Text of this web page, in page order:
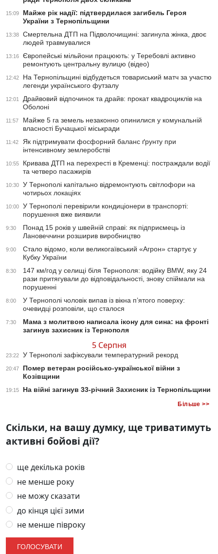
15:09
Майже рік надії: підтвердилася загибель Героя
України з Тернопільщини
13:38
Смертельна ДТП на Підволочищині: загинула жінка, двоє
людей травмувалися
13:16
Європейські мільйони працюють: у Теребовлі активно
ремонтують центральну вулицю (відео)
12:42
На Тернопільщині відбудеться товариський матч за участю
легенди українського футзалу
12:01
Драйвовий відпочинок та драйв: прокат квадроциклів на
Оболоні
11:57
Майже 5 га земель незаконно опинилися у комунальній
власності Бучацької міськради
11:42
Як підтримувати фосфорний баланс ґрунту при
інтенсивному землеробстві
10:55
Кривава ДТП на перехресті в Кременці: постраждали водії
та четверо пасажирів
10:30
У Тернополі капітально відремонтують світлофори на
чотирьох локаціях
10:00
У Тернополі перевірили кондиціонери в транспорті:
порушення вже виявили
9:30
Понад 15 років у швейній справі: як підприємець із
Лановеччини розширив виробництво
9:00
Стало відомо, коли великогаївський «Агрон» стартує у
Кубку України
8:30
147 км/год у селищі біля Тернополя: водійку BMW, яку 24
рази притягували до відповідальності, знову спіймали на
порушенні
8:00
У Тернополі чоловік випав із вікна п’ятого поверху:
очевидці розповіли, що сталося
7:30
Мама з молитвою написала ікону для сина: на фронті
загинув захисник із Тернополя
5 Серпня
23:22 У Тернополі зафіксували температурний рекорд
20:47
Помер ветеран російсько-української війни з
Козівщини
19:15 На війні загинув 33-річний Захисник із Тернопільщини
Більше >>
Скільки, на вашу думку, ще триватимуть
активні бойові дії?
ще декілька років
не менше року
не можу сказати
до кінця цієї зими
не менше півроку